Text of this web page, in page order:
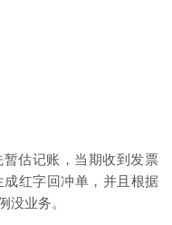
估记账，当期收到发票
红字回冲单，并且根据
没业务。